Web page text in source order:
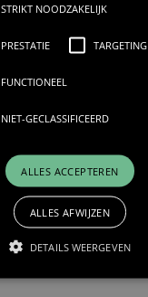
STRIKT NOODZAKELIJK
PRESTATIE TARGETING
FUNCTIONEEL
NIET-GECLASSIFICEERD
ALLES ACCEPTEREN
ALLES AFWIJZEN
DETAILS WEERGEVEN